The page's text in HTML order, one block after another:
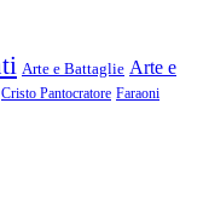
Arte e Battaglie Arte e
Cristo Pantocratore Faraoni